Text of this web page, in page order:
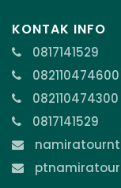
KONTAK INFO
0817141529
082110474600
082110474300
0817141529